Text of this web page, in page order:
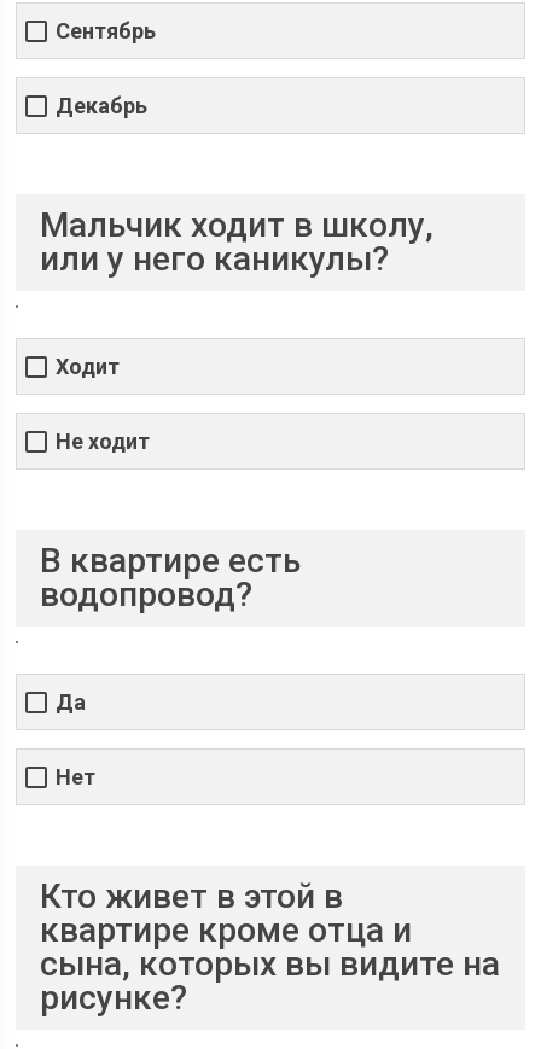
Сентябрь
Декабрь
Мальчик ходит в школу,
или у него каникулы?
Ходит
Не ходит
В квартире есть
водопровод?
Да
Нет
Кто живет в этой в
квартире кроме отца и
сына, которых вы видите на
рисунке?